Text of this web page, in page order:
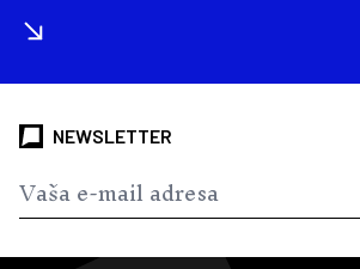
NEWSLETTER